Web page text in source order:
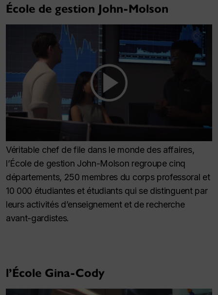
École de gestion John-Molson
Véritable chef de file dans le monde des affaires,
l’École de gestion John-Molson regroupe cinq
départements, 250 membres du corps professoral et
10 000 étudiantes et étudiants qui se distinguent par
leurs activités d’enseignement et de recherche
avant-gardistes.
l’École Gina-Cody